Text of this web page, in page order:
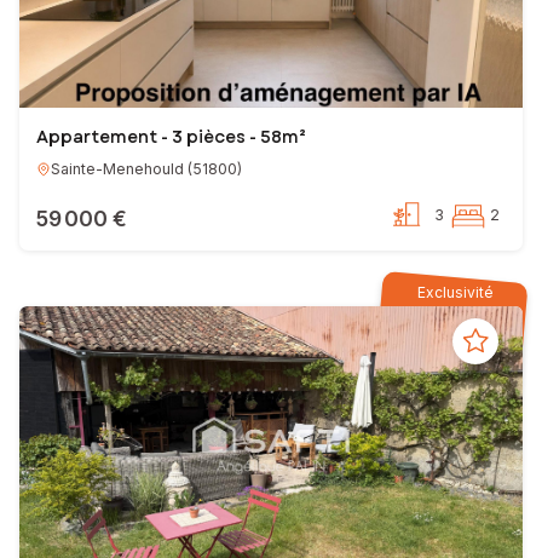
Appartement - 3 pièces - 58m²
Sainte-Menehould (51800)
59 000 € 3 2
Exclusivité